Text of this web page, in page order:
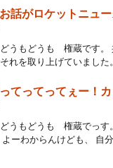
話がロケットニュ
うもどうも 権蔵です。
れを取り上げていまし
てってってぇー！
うもどうも 権蔵でっす
よーわからんけども、 自